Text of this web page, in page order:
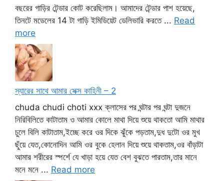
বছরের গাড়ির টেন্ডার কোট করেছিলাম। আমাদের টেন্ডার পাশ হয়েছে,
তিনটে মডেলের 14 টা গাড়ি ইমিডিয়েট ডেলিভারি করতে ... Read
more
স্যারের সাথে আমার সেক্স কাহিনী – 2
chuda chudi choti xxx ক্লাসের পর ঘন্টার পর ঘন্টা দুজনে
নিরিবিলিতে কাটাতাম ও আমার কোলে মাথা দিয়ে শুয়ে থাকতো আমি মাথার
চুলে বিলি কাটাতাম,ইচ্ছে করে ওর দিকে ঝুঁকে পড়তাম,দুধ দুটো ওর মুখ
ছুঁয়ে যেত,কোনোদিন আমি ওর বুকে হেলান দিয়ে শুয়ে থাকতাম,ওর বাঁড়াটা
আমার শরীরের স্পর্শে যে খাড়া হয়ে যেত বেশ বুঝতে পারতাম,তার মানে
মনে মনে ... Read more